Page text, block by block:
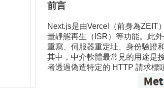
前言
Next.js是由Vercel（前身為ZEIT
量靜態再生（ISR）等功能。此
重寫、伺服器重定址、身份驗證
其中，中介軟體最常見的用途是
者透過偽造特定的 HTTP 請求標